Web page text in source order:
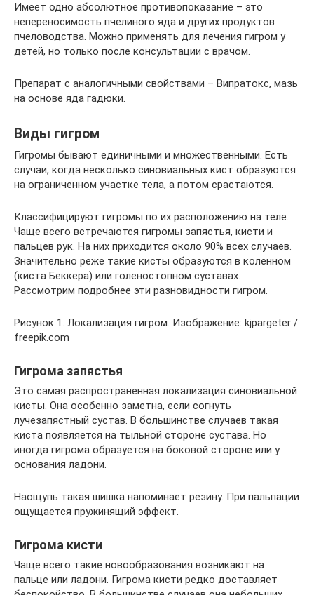
Имеет одно абсолютное противопоказание – это
непереносимость пчелиного яда и других продуктов
пчеловодства. Можно применять для лечения гигром у
детей, но только после консультации с врачом.
Препарат с аналогичными свойствами – Випратокс, мазь
на основе яда гадюки.
Виды гигром
Гигромы бывают единичными и множественными. Есть
случаи, когда несколько синовиальных кист образуются
на ограниченном участке тела, а потом срастаются.
Классифицируют гигромы по их расположению на теле.
Чаще всего встречаются гигромы запястья, кисти и
пальцев рук. На них приходится около 90% всех случаев.
Значительно реже такие кисты образуются в коленном
(киста Беккера) или голеностопном суставах.
Рассмотрим подробнее эти разновидности гигром.
Рисунок 1. Локализация гигром. Изображение: kjpargeter /
freepik.com
Гигрома запястья
Это самая распространенная локализация синовиальной
кисты. Она особенно заметна, если согнуть
лучезапястный сустав. В большинстве случаев такая
киста появляется на тыльной стороне сустава. Но
иногда гигрома образуется на боковой стороне или у
основания ладони.
Наощупь такая шишка напоминает резину. При пальпации
ощущается пружинящий эффект.
Гигрома кисти
Чаще всего такие новообразования возникают на
пальце или ладони. Гигрома кисти редко доставляет